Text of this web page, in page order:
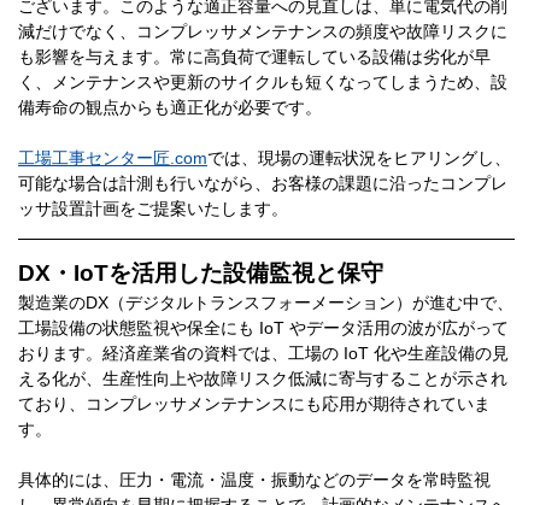
ございます。このような適正容量への見直しは、単に電気代の削
減だけでなく、コンプレッサメンテナンスの頻度や故障リスクに
も影響を与えます。常に高負荷で運転している設備は劣化が早
く、メンテナンスや更新のサイクルも短くなってしまうため、設
備寿命の観点からも適正化が必要です。
工場工事センター匠.comでは、現場の運転状況をヒアリングし、
可能な場合は計測も行いながら、お客様の課題に沿ったコンプレ
ッサ設置計画をご提案いたします。
DX・IoTを活用した設備監視と保守
製造業のDX（デジタルトランスフォーメーション）が進む中で、
工場設備の状態監視や保全にも IoT やデータ活用の波が広がって
おります。経済産業省の資料では、工場の IoT 化や生産設備の見
える化が、生産性向上や故障リスク低減に寄与することが示され
ており、コンプレッサメンテナンスにも応用が期待されていま
す。
具体的には、圧力・電流・温度・振動などのデータを常時監視